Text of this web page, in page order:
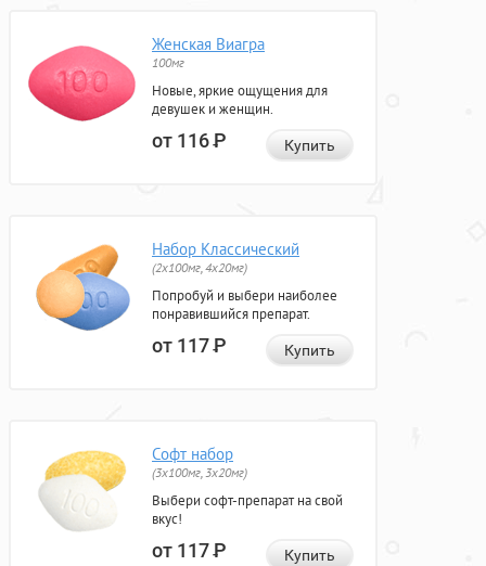
Женская Виагра
100мг
Новые, яркие ощущения для
девушек и женщин.
от 116Р Купить
Набор Классический
(2x100мг, 4x20мг)
Попробуй и выбери наиболее
понравившийся препарат.
от 117Р Купить
Софт набор
(3x100мг, 3x20мг)
Выбери софт-препарат на свой
вкус!
от 117Р Купить